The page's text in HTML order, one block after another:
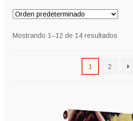
Mostrando 1–12 de 14 resultados
1 2